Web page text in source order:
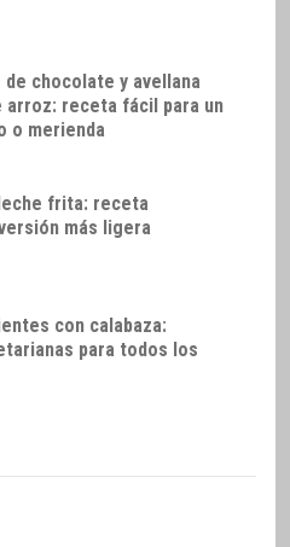
de chocolate y avellana
arroz: receta fácil para un
o merienda
frita: receta
más ligera
con calabaza:
para todos los